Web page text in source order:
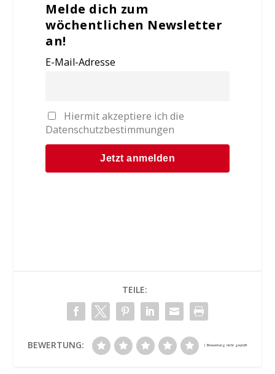
Melde dich zum
wöchentlichen Newsletter
an!
E-Mail-Adresse
Hiermit akzeptiere ich die
Datenschutzbestimmungen
TEILE:
BEWERTUNG: